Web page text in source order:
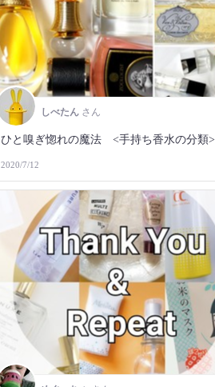
しべたん さん
ひと嗅ぎ惚れの魔法 <手持ち香水の分類>
2020/7/12